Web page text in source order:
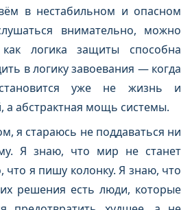
в нестабильном и опасном
внимательно, можно
логика защиты способна
в логику завоевания — когда
уже не жизнь и
а абстрактная мощь системы.
я стараюсь не поддаваться ни
Я знаю, что мир не станет
что я пишу колонку. Я знаю, что
решения есть люди, которые